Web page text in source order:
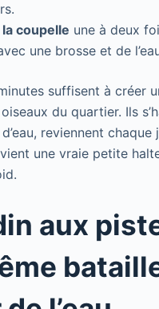
coupelle une à deux
une brosse et de
suffisent à créer
du quartier. Ils
reviennent chaque
une vraie petite
aux